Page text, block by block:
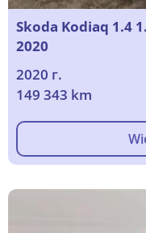
Skoda Kodiaq 1.4
2020
2020 г.
149 343 km